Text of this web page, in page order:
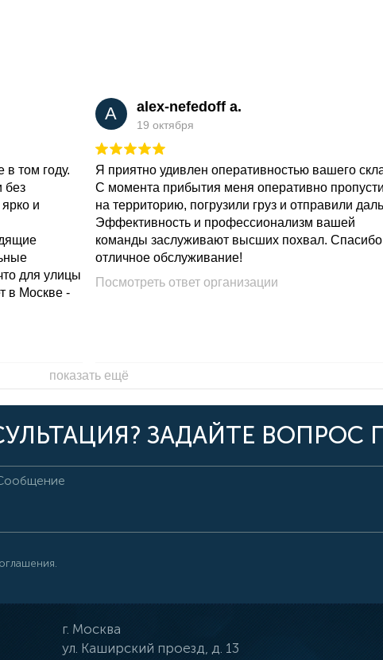
в том году.
без
и
для улицы
в Москве -
A alex-nefedoff a.
19 октября
Я приятно удивлен оперативностью вашего
С момента прибытия меня оперативно
на территорию, погрузили груз и отправили
Эффективность и профессионализм вашей
команды заслуживают высших похвал. Спасибо
отличное обслуживание!
Посмотреть ответ организации
показать ещё
ЗАДАЙТЕ ВОПРОС
г. Москва
ул. Каширский проезд, д. 13